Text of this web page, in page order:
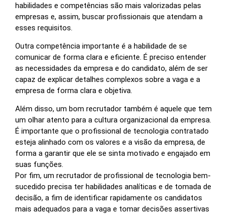
habilidades e competências são mais valorizadas pelas
empresas e, assim, buscar profissionais que atendam a
esses requisitos.
Outra competência importante é a habilidade de se
comunicar de forma clara e eficiente. É preciso entender
as necessidades da empresa e do candidato, além de ser
capaz de explicar detalhes complexos sobre a vaga e a
empresa de forma clara e objetiva.
Além disso, um bom recrutador também é aquele que tem
um olhar atento para a cultura organizacional da empresa.
É importante que o profissional de tecnologia contratado
esteja alinhado com os valores e a visão da empresa, de
forma a garantir que ele se sinta motivado e engajado em
suas funções.
Por fim, um recrutador de profissional de tecnologia bem-
sucedido precisa ter habilidades analíticas e de tomada de
decisão, a fim de identificar rapidamente os candidatos
mais adequados para a vaga e tomar decisões assertivas